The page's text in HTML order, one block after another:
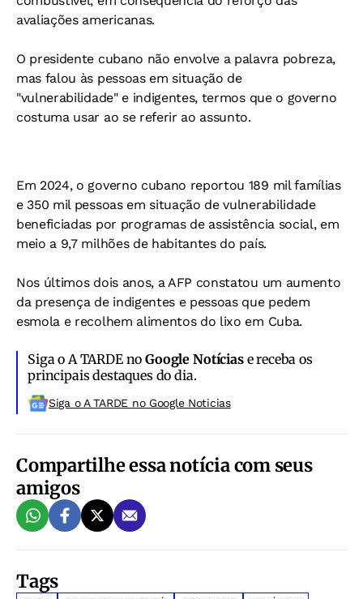
avaliações americanas.
O presidente cubano não envolve a palavra pobreza,
mas falou às pessoas em situação de
"vulnerabilidade" e indigentes, termos que o governo
costuma usar ao se referir ao assunto.
Em 2024, o governo cubano reportou 189 mil famílias
e 350 mil pessoas em situação de vulnerabilidade
beneficiadas por programas de assistência social, em
meio a 9,7 milhões de habitantes do país.
Nos últimos dois anos, a AFP constatou um aumento
da presença de indigentes e pessoas que pedem
esmola e recolhem alimentos do lixo em Cuba.
Siga o A TARDE noGoogle Notíciase receba os
principais destaques do dia.
Siga o A TARDE no Google Noticias
Compartilhe essa notícia com seus
amigos
Tags